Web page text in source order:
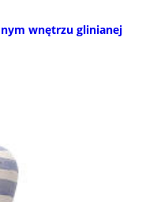
wnętrzu glinianej